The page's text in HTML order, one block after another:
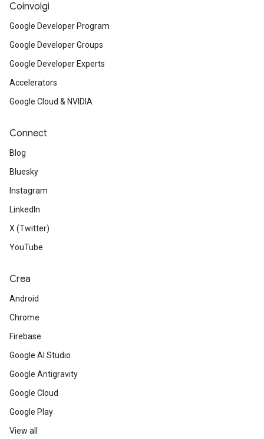
Coinvolgi
Google Developer Program
Google Developer Groups
Google Developer Experts
Accelerators
Google Cloud & NVIDIA
Connect
Blog
Bluesky
Instagram
LinkedIn
X (Twitter)
YouTube
Crea
Android
Chrome
Firebase
Google AI Studio
Google Antigravity
Google Cloud
Google Play
View all